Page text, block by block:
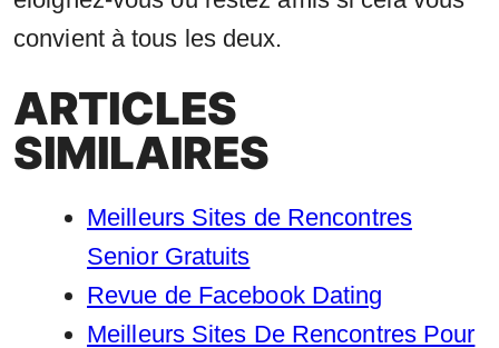
convient à tous les deux.
ARTICLES
SIMILAIRES
Meilleurs Sites de Rencontres
Senior Gratuits
Revue de Facebook Dating
Meilleurs Sites De Rencontres Pour